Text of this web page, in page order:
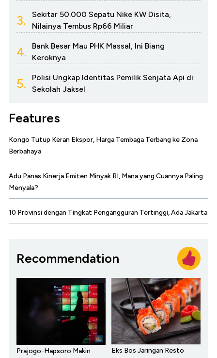
3.
Sekitar 50.000 Sepatu Nike KW Disita,
Nilainya Tembus Rp66 Miliar
4.
Bank Besar Mau PHK Massal, Ini Biang
Keroknya
5.
Polisi Ungkap Identitas Pemilik Senjata Api di
Sekolah Jaksel
Features
Kongo Tutup Keran Ekspor, Harga Tembaga Terbang ke Zona
Berbahaya
Adu Panas Kinerja Emiten Minyak RI, Mana yang Cuannya Paling
Menyala?
10 Provinsi dengan Tingkat Pengangguran Tertinggi, Ada Jakarta
Recommendation
Prajogo-Hapsoro Makin
Eks Bos Jaringan Resto